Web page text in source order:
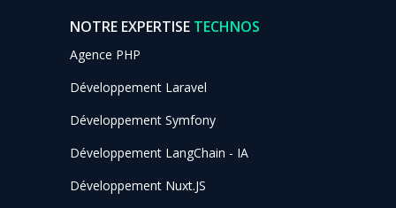
NOTRE EXPERTISE TECHNOS
Agence PHP
Développement Laravel
Développement Symfony
Développement LangChain - IA
Développement Nuxt.JS